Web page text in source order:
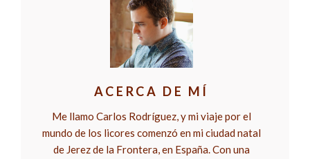
ACERCA DE MÍ
Me llamo Carlos Rodríguez, y mi viaje por el
mundo de los licores comenzó en mi ciudad natal
de Jerez de la Frontera, en España. Con una